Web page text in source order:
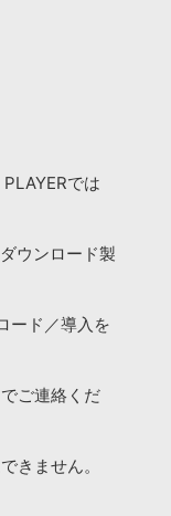
では
ウンロード製
ード／導入を
でご連絡くだ
きません。